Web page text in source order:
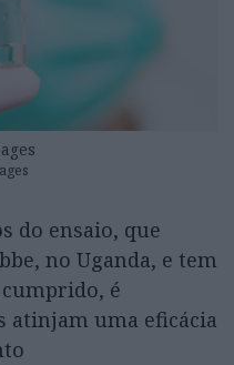
do ensaio, que
no Uganda, e tem
é
atinjam uma eficácia